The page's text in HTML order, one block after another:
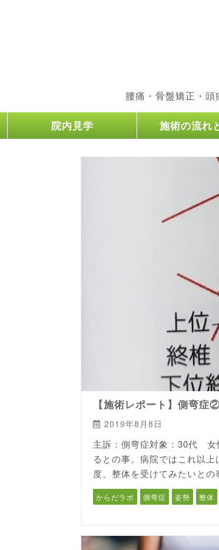
腰痛・骨盤矯正・
院内見学 施術の流れ
【施術レポート】側弯症
2019年8月8日
主訴：側弯症対象：30代 女
るとの事。病院ではこれ以
度、整体を受けてみたいと
からだラボ 側弯症 姿勢 整体